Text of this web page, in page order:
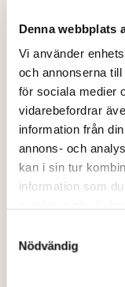
Denna webbplats
Vi använder
och annonserna
för sociala medier
vidarebefordrar
information från
annons- och
kan i sin tur
information som
Nödvändig
Sök på vett
Om reklam
Allehanda